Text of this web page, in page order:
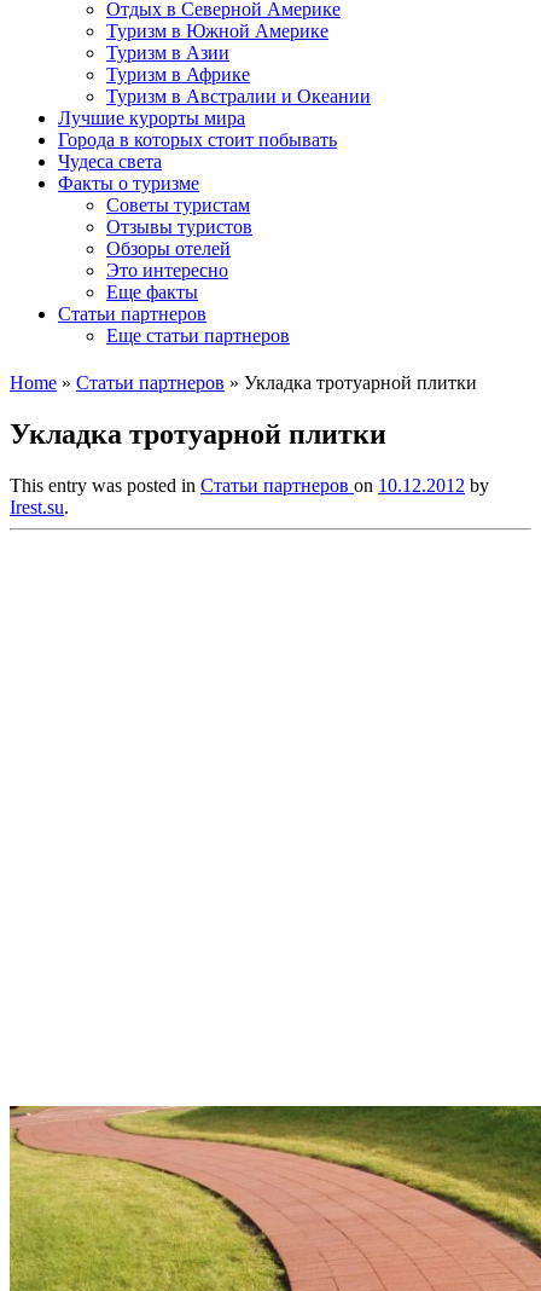
Отдых в Северной Америке
Туризм в Южной Америке
Туризм в Азии
Туризм в Африке
Туризм в Австралии и Океании
Лучшие курорты мира
Города в которых стоит побывать
Чудеса света
Факты о туризме
Советы туристам
Отзывы туристов
Обзоры отелей
Это интересно
Еще факты
Статьи партнеров
Еще статьи партнеров
Home » Статьи партнеров » Укладка тротуарной плитки
Укладка тротуарной плитки
This entry was posted in Статьи партнеров on 10.12.2012 by
Irest.su.